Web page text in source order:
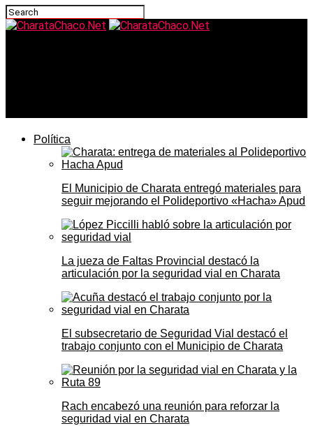
Política
El Municipio de Charata entregó materiales para
seguir mejorando el Polideportivo «Hacha» Apud
La jueza de Faltas Provincial destacó la
articulación por la seguridad vial en Charata
El subsecretario de Seguridad Vial destacó el
trabajo conjunto con el Municipio de Charata
Rach encabezó una reunión para reforzar la
seguridad vial en Charata